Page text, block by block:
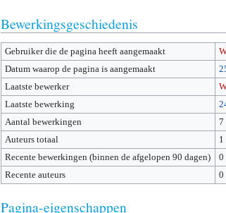
Bewerkingsgeschiedenis
Gebruiker die de pagina heeft aangemaakt
Datum waarop de pagina is aangemaakt
Laatste bewerker
Laatste bewerking
Aantal bewerkingen
7
Auteurs totaal
1
Recente bewerkingen (binnen de afgelopen 90 dagen)
0
Recente auteurs
0
Pagina-eigenschappen